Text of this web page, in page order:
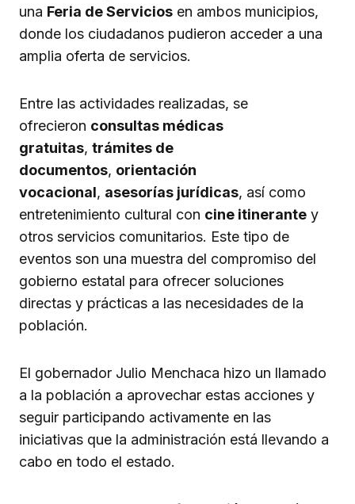
una Feria de Servicios en ambos municipios,
donde los ciudadanos pudieron acceder a una
amplia oferta de servicios.
Entre las actividades realizadas, se
ofrecieron consultas médicas
gratuitas, trámites de
documentos, orientación
vocacional, asesorías jurídicas, así como
entretenimiento cultural con cine itinerante y
otros servicios comunitarios. Este tipo de
eventos son una muestra del compromiso del
gobierno estatal para ofrecer soluciones
directas y prácticas a las necesidades de la
población.
El gobernador Julio Menchaca hizo un llamado
a la población a aprovechar estas acciones y
seguir participando activamente en las
iniciativas que la administración está llevando a
cabo en todo el estado.